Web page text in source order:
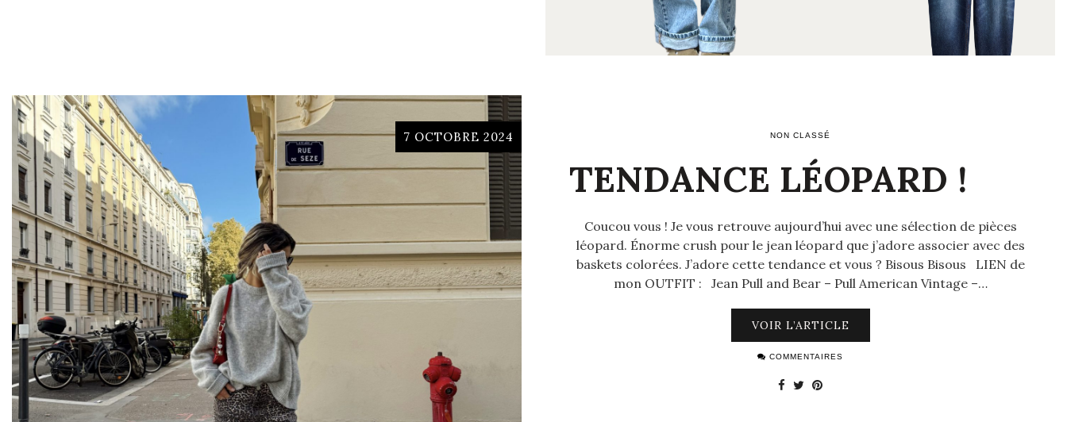
7 OCTOBRE 2024 NON CLASSÉ
TENDANCE LÉOPARD !
Coucou vous ! Je vous retrouve aujourd’hui avec une sélection de pièces
léopard. Énorme crush pour le jean léopard que j’adore associer avec des
baskets colorées. J’adore cette tendance et vous ? Bisous Bisous LIEN de
mon OUTFIT : Jean Pull and Bear – Pull American Vintage –…
VOIR L’ARTICLE
COMMENTAIRES